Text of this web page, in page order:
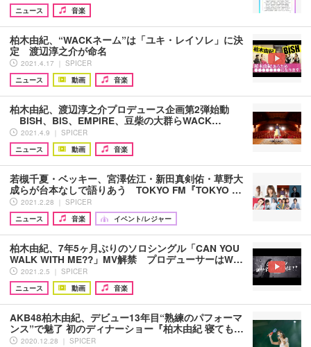
ニュース
音楽
柏木由紀、“WACKネーム”は「ユキ・レイソレ」に決
定 渡辺淳之介が命名
2021.4.17 ｜ SPICER
ニュース
動画 音楽
柏木由紀、渡辺淳之介プロデュース企画第2弾始動
BiSH、BiS、EMPiRE、豆柴の大群らWACK…
2021.4.9 ｜ SPICER
ニュース
動画 音楽
若槻千夏・ベッキー、宮澤佐江・新田真剣佑・草野大
成らが台本なしで語りあう TOKYO FM『TOKYO …
2021.2.28 ｜ SPICER
ニュース
音楽 イベント/レジャー
柏木由紀、7年5ヶ月ぶりのソロシングル「CAN YOU
WALK WITH ME??」MV解禁 プロデューサーはW…
2021.2.5 ｜ SPICER
ニュース
動画 音楽
AKB48柏木由紀、デビュー13年目“熟練のパフォーマ
ンス”で魅了 初のディナーショー『柏木由紀 寝ても…
2020.12.28 ｜ SPICER